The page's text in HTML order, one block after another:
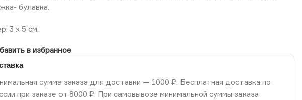
булавка.
3 х 5 см.
в избранное
сумма заказа для доставки — 1000 ₽. Бесплатная доставка по
при заказе от 8000 ₽. При самовывозе минимальной суммы заказа